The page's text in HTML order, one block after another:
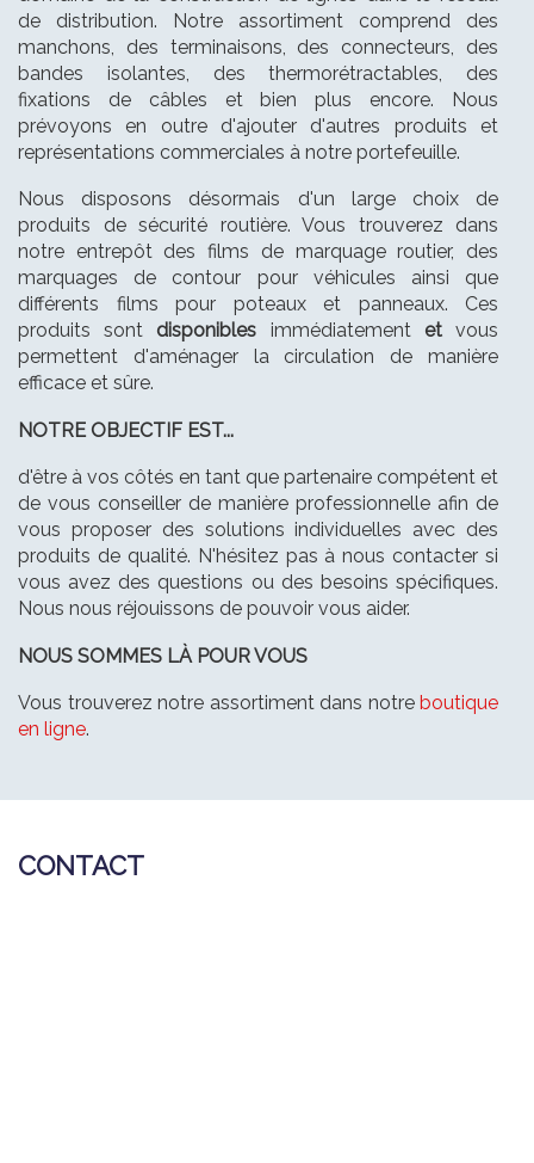
de distribution. Notre assortiment comprend des
manchons, des terminaisons, des connecteurs, des
bandes isolantes, des thermorétractables, des
fixations de câbles et bien plus encore. Nous
prévoyons en outre d'ajouter d'autres produits et
représentations commerciales à notre portefeuille.
Nous disposons désormais d'un large choix de
produits de sécurité routière. Vous trouverez dans
notre entrepôt des films de marquage routier, des
marquages de contour pour véhicules ainsi que
différents films pour poteaux et panneaux. Ces
produits sont disponibles immédiatementetvous
permettent d'aménager la circulation de manière
efficace et sûre.
NOTRE OBJECTIF EST...
d'être à vos côtés en tant que partenaire compétent et
de vous conseiller de manière professionnelle afin de
vous proposer des solutions individuelles avec des
produits de qualité. N'hésitez pas à nous contacter si
vous avez des questions ou des besoins spécifiques.
Nous nous réjouissons de pouvoir vous aider.
NOUS SOMMES LÀ POUR VOUS
Vous trouverez notre assortiment dans notre boutique
en ligne.
CONTACT